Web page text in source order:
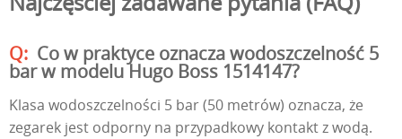
Co w praktyce oznacza wodoszczelność 5
bar w modelu Hugo Boss 1514147?
Klasa wodoszczelności 5 bar (50 metrów) oznacza, że
zegarek jest odporny na przypadkowy kontakt z wodą.